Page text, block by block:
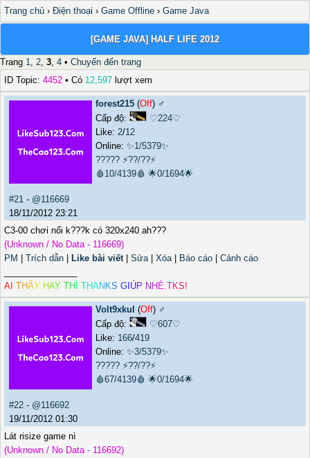
Trang chủ › Điện thoại › Game Offline › Game Java
[GAME JAVA] HALF LIFE 2012
Trang 1, 2, 3, 4 • Chuyển đến trang
ID Topic: 4452 • Có 12,597 lượt xem
forest215 (Off) ♂️
Cấp độ:
♡224♡
Like: 2/12
Online: ✨1/5379✨
????? ⚡??/??⚡
🩸10/4139🩸 🌟0/1694🌟
#21 - @116669
18/11/2012 23:21
C3-00 chơi nổi k???k có 320x240 ah???
(Unknown / No Data - 116669)
PM
Trích dẫn Like bài viết| Sửa| Xóa| Báo cáo
Cảnh cáo
A THẤY HAY TH THAN KS G ÚP N H É.TKS!
Volt9xkul (Off) ♂️
Cấp độ:
♡607♡
Like: 166/419
Online: ✨3/5379✨
????? ⚡??/??⚡
🩸67/4139🩸 🌟0/1694🌟
#22 - @116692
19/11/2012 01:30
Lát risize game nì
(Unknown / No Data - 116692)